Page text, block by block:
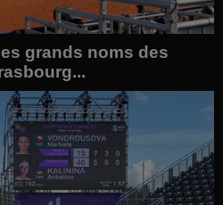
grands noms des